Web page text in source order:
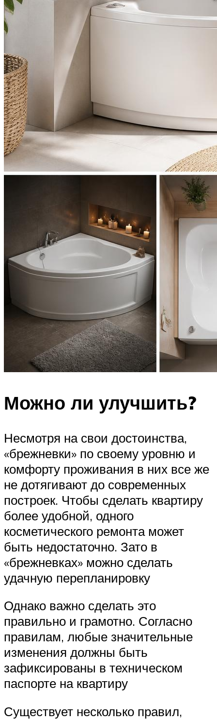
Можно ли улучшить?
Несмотря на свои достоинства,
«брежневки» по своему уровню и
комфорту проживания в них все же
не дотягивают до современных
построек. Чтобы сделать квартиру
более удобной, одного
косметического ремонта может
быть недостаточно. Зато в
«брежневках» можно сделать
удачную перепланировку
Однако важно сделать это
правильно и грамотно. Согласно
правилам, любые значительные
изменения должны быть
зафиксированы в техническом
паспорте на квартиру
Существует несколько правил,